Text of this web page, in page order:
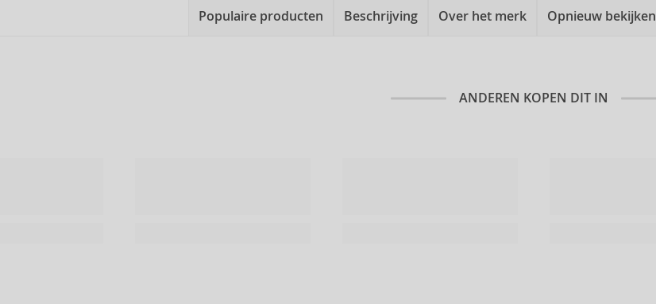
Populaire producten Beschrijving Over het merk Opnieuw bekijken
ANDEREN KOPEN DIT IN